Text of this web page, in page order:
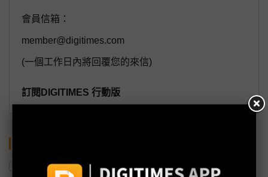
會員信箱：
member@digitimes.com
(一個工作日內將回覆您的來信)
訂閱DIGITIMES 行動版
東南亞 物流